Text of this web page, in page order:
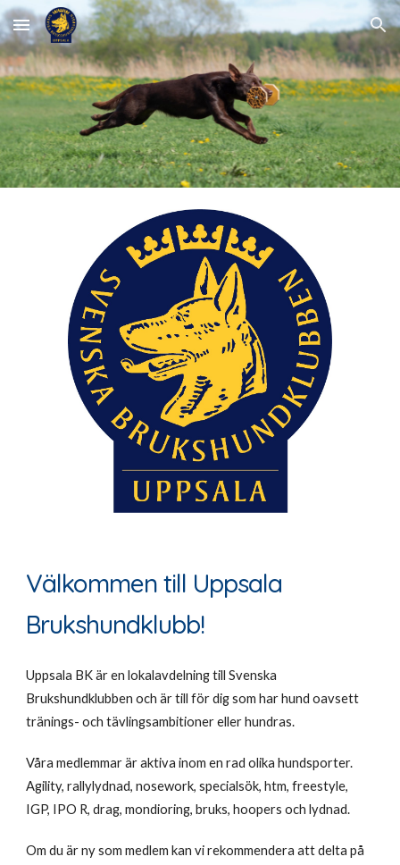
Skip to main content Skip to navigation
Välkommen till Uppsala
Brukshundklubb!
Uppsala BK är en lokalavdelning till Svenska
Brukshundklubben och är till för dig som har hund oavsett
tränings- och tävlingsambitioner eller hundras.
Våra medlemmar är aktiva inom en rad olika hundsporter.
Agility, rallylydnad, nosework, specialsök, htm, freestyle,
IGP, IPO R, drag, mondioring, bruks, hoopers och lydnad.
Om du är ny som medlem kan vi rekommendera att delta på